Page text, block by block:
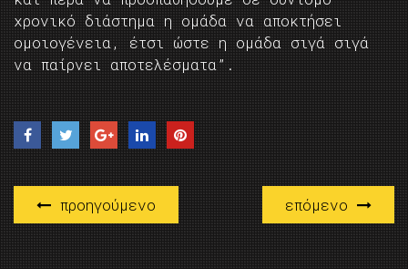
χρονικό διάστημα η ομάδα να αποκτήσει
ομοιογένεια, έτσι ώστε η ομάδα σιγά σιγά
να παίρνει αποτελέσματα”.
προηγούμενο επόμενο